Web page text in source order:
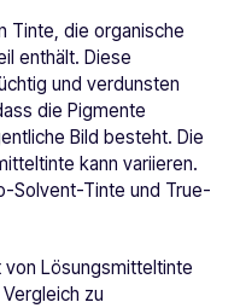
Tinte, die organische
enthält. Diese
und verdunsten
die Pigmente
Bild besteht. Die
kann variieren.
Solvent-Tinte und True-
Lösungsmitteltinte
zu